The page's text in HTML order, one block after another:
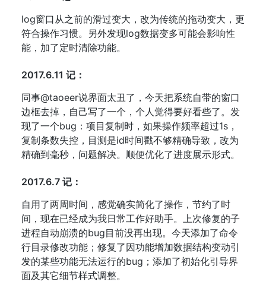
log窗口从之前的滑过变大，改为传统的拖动变大，更
符合操作习惯。另外发现log数据变多可能会影响性
能，加了定时清除功能。
2017.6.11 记：
同事@taoeer说界面太丑了，今天把系统自带的窗口
边框去掉，自己写了一个，个人觉得要好看些了。发
现了一个bug：项目复制时，如果操作频率超过1s，
复制条数失控，目测是id时间戳不够精确导致，改为
精确到毫秒，问题解决。顺便优化了进度展示形式。
2017.6.7 记：
自用了两周时间，感觉确实简化了操作，节约了时
间，现在已经成为我日常工作好助手。上次修复的子
进程自动崩溃的bug目前没再出现。今天添加了命令
行目录修改功能；修复了因功能增加数据结构变动引
发的某些功能无法运行的bug；添加了初始化引导界
面及其它细节样式调整。